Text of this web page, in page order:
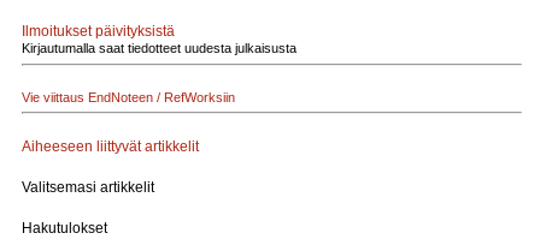
Ilmoitukset päivityksistä
Kirjautumalla saat tiedotteet uudesta julkaisusta
Vie viittaus EndNoteen / RefWorksiin
Aiheeseen liittyvät artikkelit
Valitsemasi artikkelit
Hakutulokset